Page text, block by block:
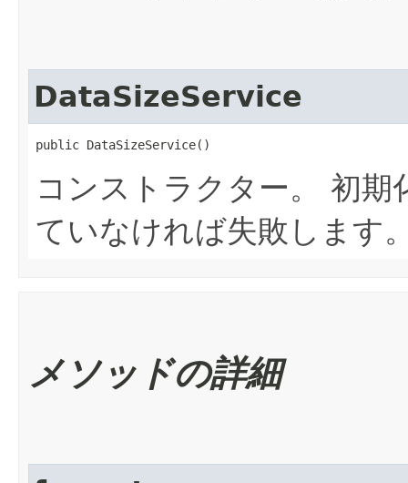
DataSizeService
public DataSizeService()
コンストラクター。 初期
ていなければ失敗します
メソッドの詳細